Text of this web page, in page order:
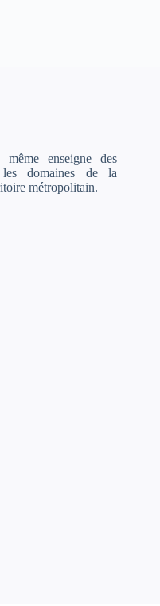
enseigne des
les domaines de la
métropolitain.